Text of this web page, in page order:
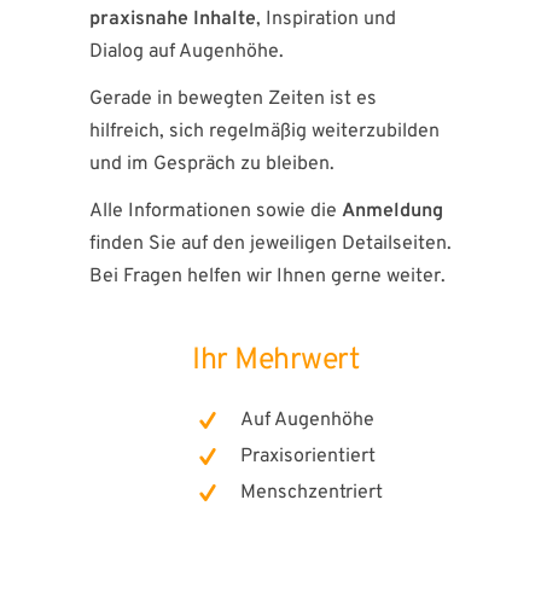
praxisnahe Inhalte, Inspiration und
Dialog auf Augenhöhe.
Gerade in bewegten Zeiten ist es
hilfreich, sich regelmäßig weiterzubilden
und im Gespräch zu bleiben.
Alle Informationen sowie die Anmeldung
finden Sie auf den jeweiligen Detailseiten.
Bei Fragen helfen wir Ihnen gerne weiter.
Ihr Mehrwert
Auf Augenhöhe
Praxisorientiert
Menschzentriert